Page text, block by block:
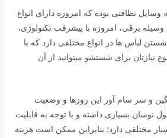
نظافتی بوده که امروزه دارای انواع
برقی، امروزه با پیشرفت تکنولوژی،
لباس ها در انواع مختلفی دارد که با
نیازتان برای شستشو میتوانید از آن
و سر سام آور این روزها و وضعیت
نوسان بسیاری داشته و با توجه به قابلیت
مختلفی دارد؛ بنابراین ممکن است هزینه